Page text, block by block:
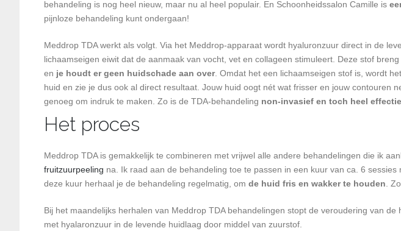
behandeling is nog heel nieuw, maar nu al heel populair. En Schoonheidssalon Camille is
pijnloze behandeling kunt ondergaan!
Meddrop TDA werkt als volgt. Via het Meddrop-apparaat wordt hyaluronzuur direct in de
lichaamseigen eiwit dat de aanmaak van vocht, vet en collageen stimuleert. Deze stof
en je houdt er geen huidschade aan over. Omdat het een lichaamseigen stof is, wordt
huid en zie je dus ook al direct resultaat. Jouw huid oogt nét wat frisser en jouw contouren
genoeg om indruk te maken. Zo is de TDA-behandeling non-invasief en toch heel
Het proces
Meddrop TDA is gemakkelijk te combineren met vrijwel alle andere behandelingen die ik
fruitzuurpeeling na. Ik raad aan de behandeling toe te passen in een kuur van ca. 6
deze kuur herhaal je de behandeling regelmatig, om de huid fris en wakker te houden.
Bij het maandelijks herhalen van Meddrop TDA behandelingen stopt de veroudering van
met hyalaronzuur in de levende huidlaag door middel van zuurstof.